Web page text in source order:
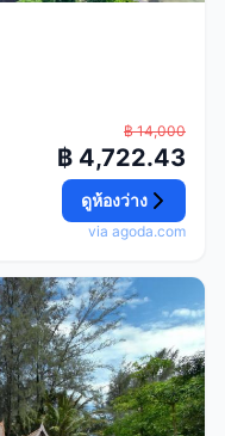
฿ 14,000
฿ 4,722.43
ดูห้องว่าง
via agoda.com